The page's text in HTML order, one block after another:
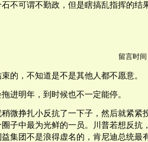
不可谓不勤政，但是瞎搞乱指挥的结
留言时间
的，不知道是不是其他人都不愿意。
进明年，到时候也不一定能停。
微挣扎小反抗了一下子，然后就紧紧
子中最为光鲜的一员。川普若想反抗
集团不是浪得虚名的，肯尼迪总统最